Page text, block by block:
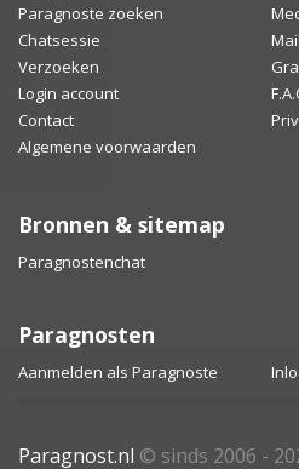
Paragnoste zoeken
Chatsessie
Verzoeken
Login account
Contact
Algemene voorwaarden
Bronnen & sitemap
Paragnostenchat
Paragnosten
Aanmelden als Paragnoste
Paragnost.nl © sinds 2006 -